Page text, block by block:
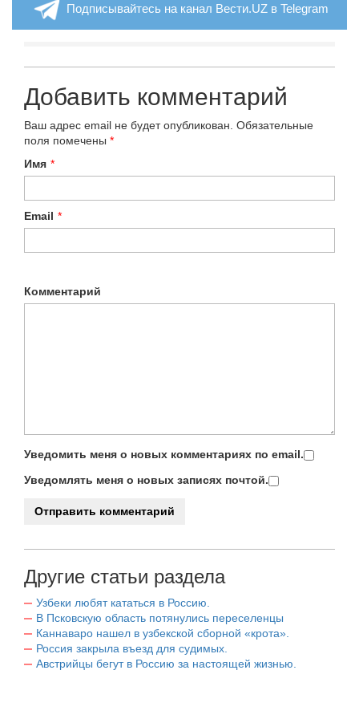
Подписывайтесь на канал Вести.UZ в Telegram
Добавить комментарий
Ваш адрес email не будет опубликован. Обязательные
поля помечены *
Имя *
Email *
Комментарий
Уведомить меня о новых комментариях по email.
Уведомлять меня о новых записях почтой.
Другие статьи раздела
Узбеки любят кататься в Россию.
В Псковскую область потянулись переселенцы
Каннаваро нашел в узбекской сборной «крота».
Россия закрыла въезд для судимых.
Австрийцы бегут в Россию за настоящей жизнью.